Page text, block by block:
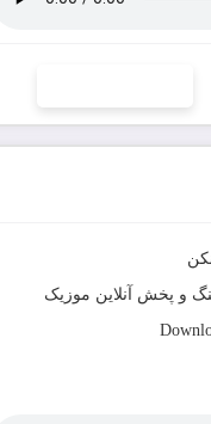
و پخش آنلاین موزیک